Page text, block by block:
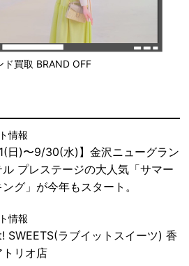
ド買取 BRAND OFF
情報
日)〜9/30(水)】金沢ニューグラン
ル プレステージの大人気「サマー
グ」が今年もスタート。
情報
SWEETS(ラブイットスイーツ) 香
トリオ店